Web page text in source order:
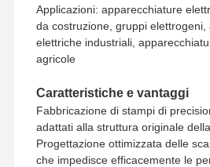
Applicazioni: apparecchiature
da costruzione, gruppi elettrogeni,
elettriche industriali,
agricole
Caratteristiche e vantaggi
Fabbricazione di stampi di
adattati alla struttura originale
Progettazione ottimizzata delle
che impedisce efficacemente le